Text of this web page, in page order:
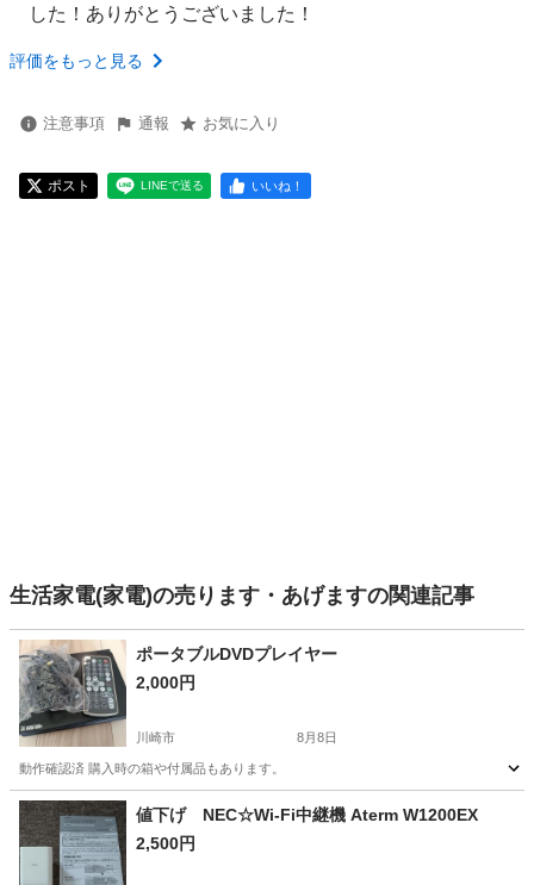
した！ありがとうございました！
評価をもっと見る
注意事項 通報 お気に入り
ポスト LINEで送る いいね！
生活家電(家電)の売ります・あげますの関連記事
ポータブルDVDプレイヤー
2,000円
川崎市 8月8日
動作確認済 購入時の箱や付属品もあります。
神奈川 川崎市 家電 プレイヤー
値下げ NEC☆Wi-Fi中継機 Aterm W1200EX
2,500円